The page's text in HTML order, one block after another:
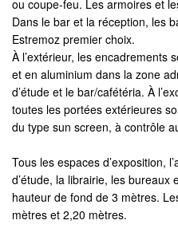
ou coupe-feu. Les armoires et
Dans le bar et la réception, les
Estremoz premier choix.
À l’extérieur, les encadrements
et en aluminium dans la zone
d’étude et le bar/cafétéria. À
toutes les portées extérieures
du type sun screen, à contrôle
Tous les espaces d’exposition,
d’étude, la librairie, les
hauteur de fond de 3 mètres.
mètres et 2,20 mètres.